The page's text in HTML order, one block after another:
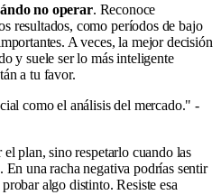
no operar. Reconoce
resultados, como períodos de bajo
A veces, la mejor decisión
y suele ser lo más inteligente
a tu favor.
como el análisis del mercado." -
plan, sino respetarlo cuando las
En una racha negativa podrías sentir
algo distinto. Resiste esa